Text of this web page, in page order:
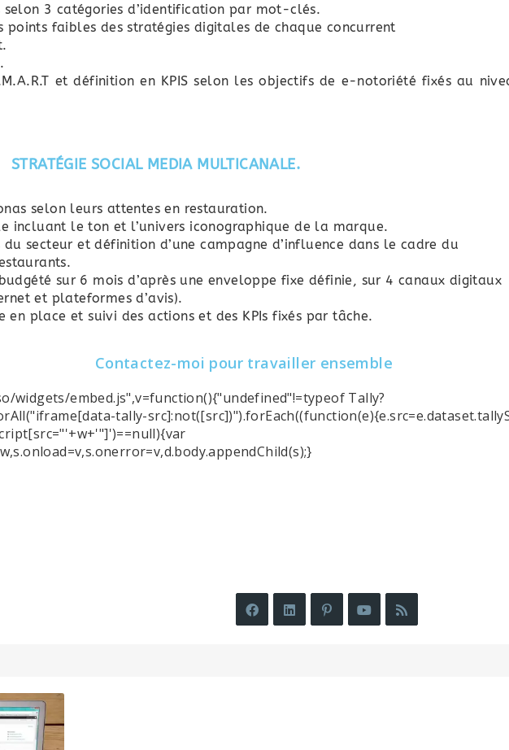
selon 3 catégories d’identification par mot-clés.
points faibles des stratégies digitales de chaque concurrent
et définition en KPIS selon les objectifs de e-notoriété fixés au
STRATÉGIE SOCIAL MEDIA MULTICANALE.
selon leurs attentes en restauration.
incluant le ton et l’univers iconographique de la marque.
secteur et définition d’une campagne d’influence dans le cadre du
sur 6 mois d’après une enveloppe fixe définie, sur 4 canaux digitaux
et plateformes d’avis).
en place et suivi des actions et des KPIs fixés par tâche.
Contactez-moi pour travailler ensemble
widgets/embed.js",v=function(){"undefined"!=typeof Tally?
tally-